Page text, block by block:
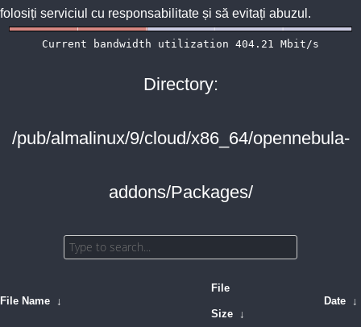
folosiți serviciul cu responsabilitate și să evitați abuzul.
Directory:
/pub/almalinux/9/cloud/x86_64/opennebula-
addons/Packages/
File Name ↓
File
Size ↓
Date ↓